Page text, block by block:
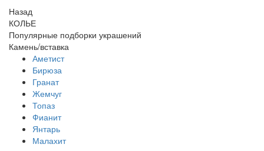
Назад
КОЛЬЕ
Популярные подборки украшений
Камень/вставка
Аметист
Бирюза
Гранат
Жемчуг
Топаз
Фианит
Янтарь
Малахит